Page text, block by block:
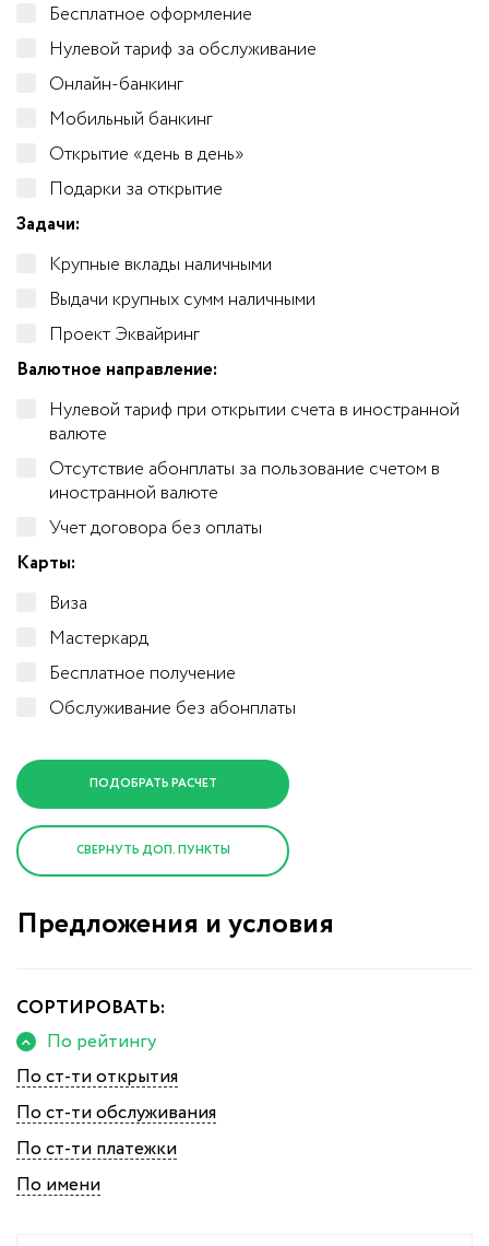
Бесплатное оформление
Нулевой тариф за обслуживание
Онлайн-банкинг
Мобильный банкинг
Открытие «день в день»
Подарки за открытие
Задачи:
Крупные вклады наличными
Выдачи крупных сумм наличными
Проект Эквайринг
Валютное направление:
Нулевой тариф при открытии счета в иностранной
валюте
Отсутствие абонплаты за пользование счетом в
иностранной валюте
Учет договора без оплаты
Карты:
Виза
Мастеркард
Бесплатное получение
Обслуживание без абонплаты
СВЕРНУТЬ ДОП. ПУНКТЫ
Предложения и условия
СОРТИРОВАТЬ:
По рейтингу
По ст-ти открытия
По ст-ти обслуживания
По ст-ти платежки
По имени